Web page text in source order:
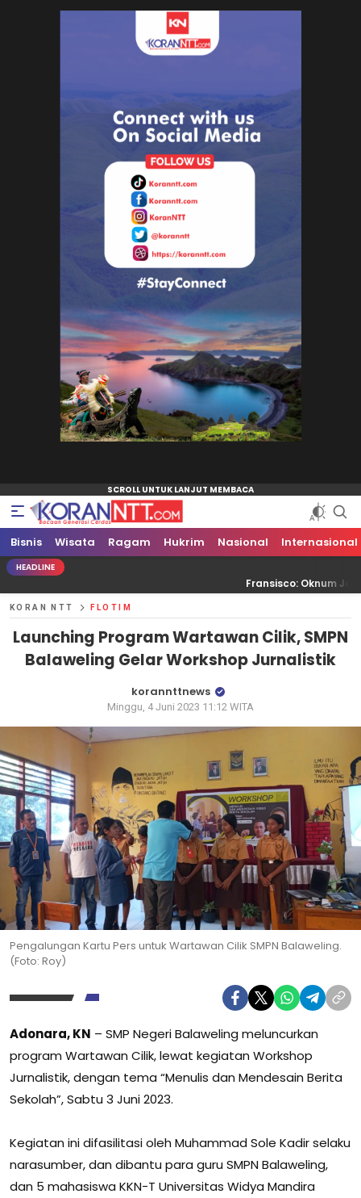
Koran NTT
Bacaan Generasi Cerdas
Bisnis Wisata Ragam Hukrim Nasional Internasional
HEADLINE
Fransisco: Oknum Jaksa,
KORAN NTT FLOTIM
Launching Program Wartawan Cilik, SMPN
Balaweling Gelar Workshop Jurnalistik
korannttnews
Minggu, 4 Juni 2023 11:12 WITA
Pengalungan Kartu Pers untuk Wartawan Cilik SMPN Balaweling.
(Foto: Roy)
Adonara, KN – SMP Negeri Balaweling meluncurkan
program Wartawan Cilik, lewat kegiatan Workshop
Jurnalistik, dengan tema “Menulis dan Mendesain Berita
Sekolah”, Sabtu 3 Juni 2023.
Kegiatan ini difasilitasi oleh Muhammad Sole Kadir selaku
narasumber, dan dibantu para guru SMPN Balaweling,
dan 5 mahasiswa KKN-T Universitas Widya Mandira